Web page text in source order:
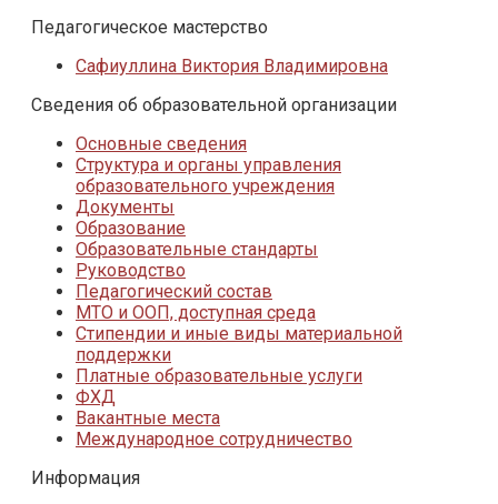
Педагогическое мастерство
Сафиуллина Виктория Владимировна
Сведения об образовательной организации
Основные сведения
Структура и органы управления
образовательного учреждения
Документы
Образование
Образовательные стандарты
Руководство
Педагогический состав
МТО и ООП, доступная среда
Стипендии и иные виды материальной
поддержки
Платные образовательные услуги
ФХД
Вакантные места
Международное сотрудничество
Информация